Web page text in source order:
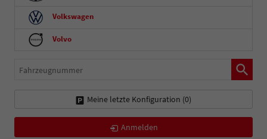
Volkswagen
Volvo
Fahrzeugnummer
Meine letzte Konfiguration (0)
Anmelden